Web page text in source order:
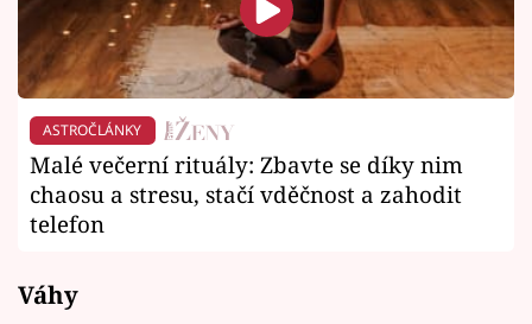
ASTROČLÁNKY
Malé večerní rituály: Zbavte se díky nim
chaosu a stresu, stačí vděčnost a zahodit
telefon
Váhy